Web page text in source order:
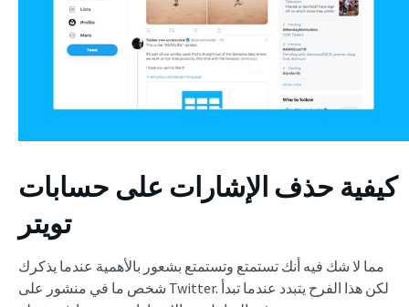
كيفية حذف الإشارات على حسابات
تويتر
مما لا شك فيه أنك تستمتع وتستمتع بشعور بالأهمية عندما يذكرك
شخص ما في منشور على Twitter. لكن هذا الفرح يتبدد عندما تبدأ